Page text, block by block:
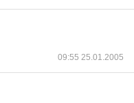
09:55 25.01.2005